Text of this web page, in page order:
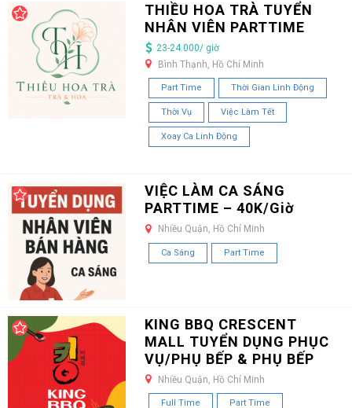
THIỀU HOA TRÀ TUYỂN
NHÂN VIÊN PARTTIME
23-24.000/ giờ
Bình Thạnh, Hồ Chí Minh
Part Time Thời Gian Linh Động
Thời Vụ Việc Làm Tết
Xoay Ca Linh Động
VIỆC LÀM CA SÁNG
PARTTIME – 40K/Giờ
Nhiều Quận, Hồ Chí Minh
Ca Sáng Part Time
KING BBQ CRESCENT
MALL TUYỂN DỤNG PHỤC
VỤ/PHỤ BẾP & PHỤ BẾP
Nhiều Quận, Hồ Chí Minh
Full Time Part Time